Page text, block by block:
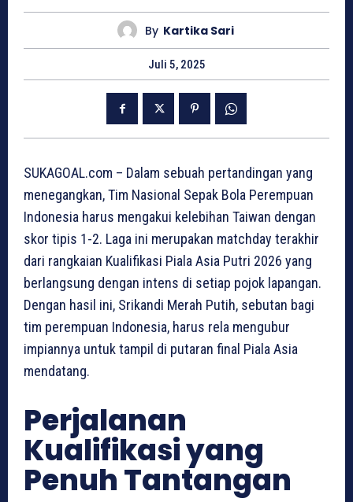
By Kartika Sari
Juli 5, 2025
SUKAGOAL.com – Dalam sebuah pertandingan yang
menegangkan, Tim Nasional Sepak Bola Perempuan
Indonesia harus mengakui kelebihan Taiwan dengan
skor tipis 1-2. Laga ini merupakan matchday terakhir
dari rangkaian Kualifikasi Piala Asia Putri 2026 yang
berlangsung dengan intens di setiap pojok lapangan.
Dengan hasil ini, Srikandi Merah Putih, sebutan bagi
tim perempuan Indonesia, harus rela mengubur
impiannya untuk tampil di putaran final Piala Asia
mendatang.
Perjalanan
Kualifikasi yang
Penuh Tantangan